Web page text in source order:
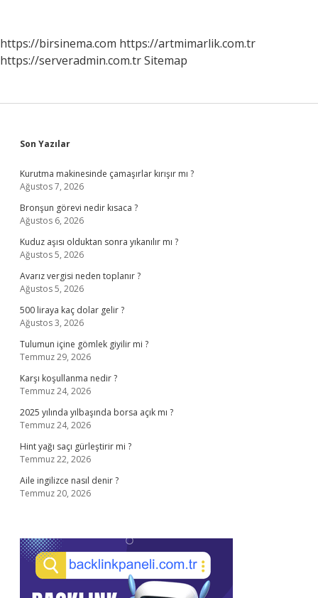
https://birsinema.com https://artmimarlik.com.tr
https://serveradmin.com.trSitemap
Sidebar
Son Yazılar
Kurutma makinesinde çamaşırlar kırışır mı ?
Ağustos 7, 2026
Bronşun görevi nedir kısaca ?
Ağustos 6, 2026
Kuduz aşısı olduktan sonra yıkanılır mı ?
Ağustos 5, 2026
Avarız vergisi neden toplanır ?
Ağustos 5, 2026
500 liraya kaç dolar gelir ?
Ağustos 3, 2026
Tulumun içine gömlek giyilir mi ?
Temmuz 29, 2026
Karşı koşullanma nedir ?
Temmuz 24, 2026
2025 yılında yılbaşında borsa açık mı ?
Temmuz 24, 2026
Hint yağı saçı gürleştirir mi ?
Temmuz 22, 2026
Aile ingilizce nasıl denir ?
Temmuz 20, 2026